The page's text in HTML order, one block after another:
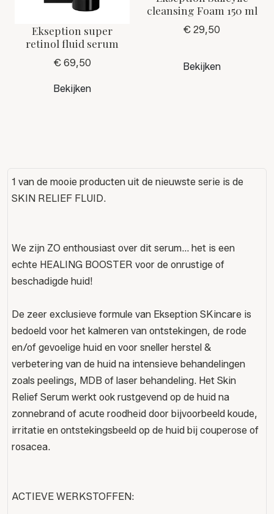
Ekseption super
retinol fluid serum
€ 69,50
Bekijken
cleansing Foam 150 ml
€ 29,50
Bekijken
1 van de mooie producten uit de nieuwste serie is de
SKIN RELIEF FLUID.
We zijn ZO enthousiast over dit serum... het is een
echte HEALING BOOSTER voor de onrustige of
beschadigde huid!
De zeer exclusieve formule van Ekseption SKincare is
bedoeld voor het kalmeren van ontstekingen, de rode
en/of gevoelige huid en voor sneller herstel &
verbetering van de huid na intensieve behandelingen
zoals peelings, MDB of laser behandeling. Het Skin
Relief Serum werkt ook rustgevend op de huid na
zonnebrand of acute roodheid door bijvoorbeeld koude,
irritatie en ontstekingsbeeld op de huid bij couperose of
rosacea.
ACTIEVE WERKSTOFFEN: